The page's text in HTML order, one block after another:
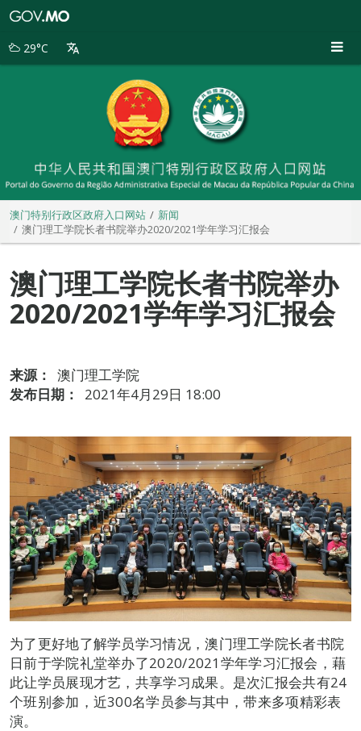
别
29°C
澳门特别行政区政府入口网站
新闻
澳门理工学院长者书院举办2020/2021学年学习汇报会
澳门理工学院长者书院举办
2020/2021学年学习汇报会
来源：
澳门理工学院
发布日期：
2021年4月29日 18:00
为了更好地了解学员学习情况，澳门理工学院长者书院
日前于学院礼堂举办了2020/2021学年学习汇报会，藉
此让学员展现才艺，共享学习成果。是次汇报会共有24
个班别参加，近300名学员参与其中，带来多项精彩表
演。